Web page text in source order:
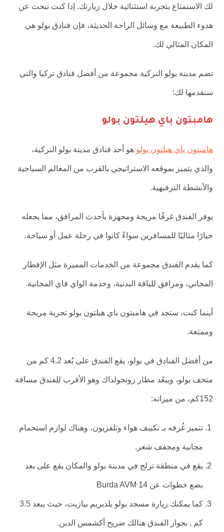
لك الاستمتاع بتجربة استثنائية خلال زيارتك. إذا كنت تبحث عن
هدوء الطبيعة مع وسائل الراحة الحديثة، فإن فنادق بولو هي
المكان المثالي لك.
تضم مدينة بولو التركية مجموعة من أفضل فنادق تركيا والتي
سنقدمها لك:
هامبتون باي هيلتون بولو
هامبتون باي هيلتون بولوهو أحد فنادق مدينة بولو التركية،
والذي يتميز بموقعه الاستراتيجي بالقرب من المعالم السياحية
والأنشطة الترفيهية.
يوفر الفندق غرفًا مريحة ومجهزة بأحدث المرافق، مما يجعله
خيارًا مثاليًا للمسافرين سواءً كانوا في رحلة عمل أو سياحة.
كما يقدم الفندق مجموعة من الخدمات المميزة مثل الإفطار
المجاني، ومرافق للياقة البدنية، وخدمة الواي فاي المجانية.
أينما كنت، ستجد في هامبتون باي هيلتون بولو تجربة مريحة
وممتعة.
من أفضل الفنادق في بولو، يقع الفندق على بُعد 4.2 كم من
متحف بولو، ويبعُد مطار زونجولداك وهو الأقرب للفندق مسافة
152كم، من ميزاته:
تتميز غُرفه بـ تكييف هواء وتلفزيون، وهناك لوازم استحمام
مجانية ومجفف شعر.
يقع في منطقة تزلج في مدينة بولو والمكان يقع على بعد
بضع خطوات عن 14 Burda AVM
كما يمكنك زيارة مسجد بولو يلديريم بيازيت، حيث يبعد 3.5
كم , بجوار الفندق هنالك ضريح أكشمس الدين.